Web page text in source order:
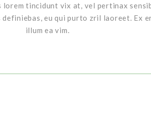
tincidunt vix at, vel pertinax
eu qui purto zril laoreet. Ex
illum ea vim.